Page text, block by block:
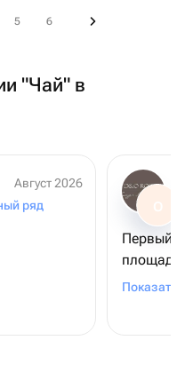
5 6
"Чай" в
Август 2026
ряд О
Первый
подруге
Показать